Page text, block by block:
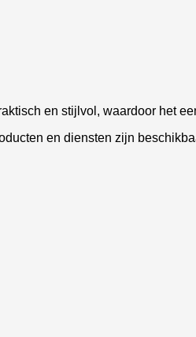
en stijlvol, waardoor het
en diensten zijn